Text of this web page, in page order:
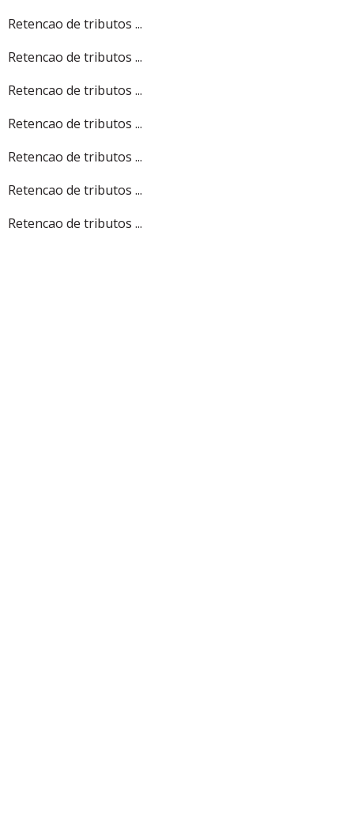
Retencao de tributos ...
Retencao de tributos ...
Retencao de tributos ...
Retencao de tributos ...
Retencao de tributos ...
Retencao de tributos ...
Retencao de tributos ...